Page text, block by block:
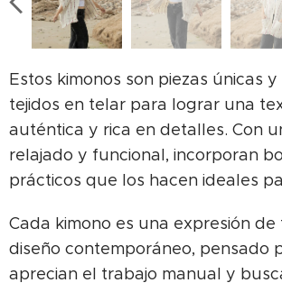
Estos kimonos son piezas únicas
tejidos en telar para lograr una
auténtica y rica en detalles. Con
relajado y funcional, incorporan
prácticos que los hacen ideales
Cada kimono es una expresión de
diseño contemporáneo, pensado
aprecian el trabajo manual y